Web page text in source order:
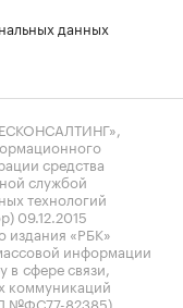
данных
средства
службой
технологий
09.12.2015
«РБК»
информации
сфере связи,
коммуникаций
№ФС77-82385)